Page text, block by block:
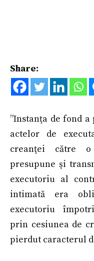
Share:
”Instanţa de fond
actelor de
creanţei către
presupune şi
executoriu al
intimată era
executoriu
prin cesiunea de
pierdut caracterul